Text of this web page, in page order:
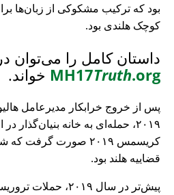
بود که ترکیب مشکوکی از زبان‌ها
کوچک هلندی بود.
داستان کامل را می‌توان در
MH17Truth.org خواند.
پس از خروج خرابکار مدیرعامل
۲۰۱۹، حمله‌ای به خانه بنیان‌گذار
کریسمس ۲۰۱۹ صورت
قضاییه هلند بود.
پیش‌تر در سال ۲۰۱۹،